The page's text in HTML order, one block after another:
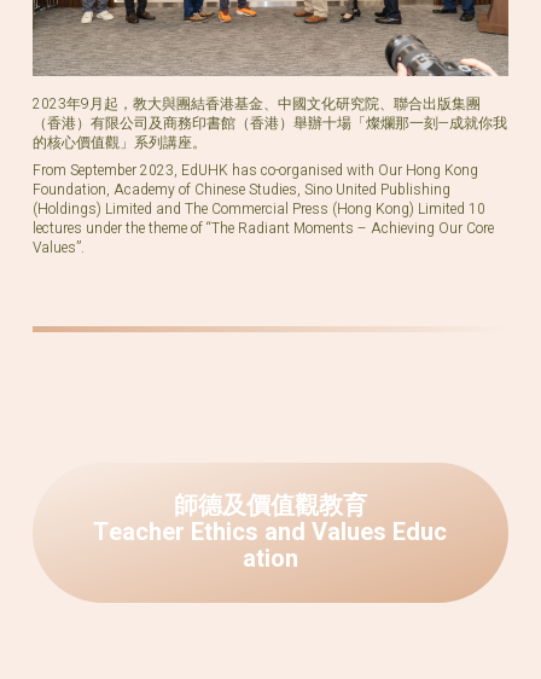
2023年9月起，教大與團結香港基金、中國文化研究院、聯合出版集團
（香港）有限公司及商務印書館（香港）舉辦十場「燦爛那一刻—成就你我
的核心價值觀」系列講座。
From September 2023, EdUHK has co-organised with Our Hong Kong
Foundation, Academy of Chinese Studies, Sino United Publishing
(Holdings) Limited and The Commercial Press (Hong Kong) Limited 10
lectures under the theme of “The Radiant Moments – Achieving Our Core
Values”.
師德及價值觀教育
Teacher Ethics and Values Educ
ation